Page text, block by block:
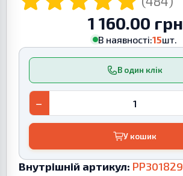
1 160.00 грн
В наявності:15шт.
В один клік
−
У кошик
Внутрішній артикул: PP301829